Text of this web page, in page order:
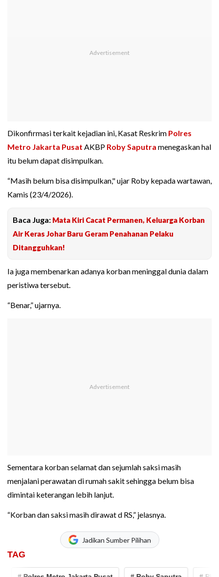
Dikonfirmasi terkait kejadian ini, Kasat Reskrim Polres
Metro Jakarta Pusat AKBP Roby Saputra menegaskan hal
itu belum dapat disimpulkan.
“Masih belum bisa disimpulkan," ujar Roby kepada wartawan,
Kamis (23/4/2026).
Baca Juga: Mata Kiri Cacat Permanen, Keluarga Korban
Air Keras Johar Baru Geram Penahanan Pelaku
Ditangguhkan!
Ia juga membenarkan adanya korban meninggal dunia dalam
peristiwa tersebut.
“Benar,” ujarnya.
Sementara korban selamat dan sejumlah saksi masih
menjalani perawatan di rumah sakit sehingga belum bisa
dimintai keterangan lebih lanjut.
“Korban dan saksi masih dirawat d RS,” jelasnya.
Jadikan Sumber Pilihan
TAG